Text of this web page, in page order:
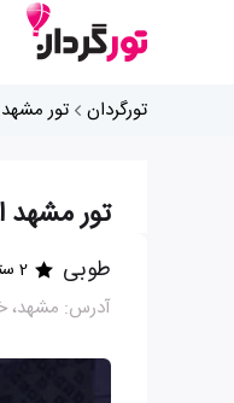
تورگردان تور مشهد
تور مشهد
طوبی 2 ستاره
آدرس: مشهد،